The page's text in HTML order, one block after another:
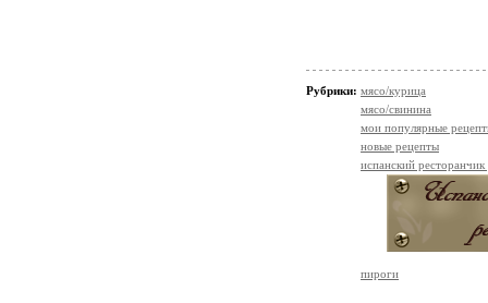
Рубрики: мясо/курица
мясо/свинина
мои популярные
новые рецепты
испанский
пироги